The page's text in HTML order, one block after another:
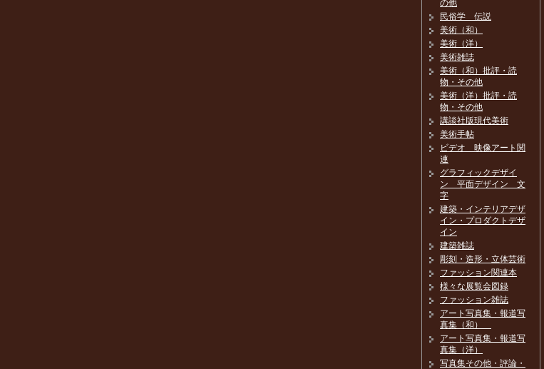
の他
民俗学 伝説
美術（和）
美術（洋）
美術雑誌
美術（和）批評・読
物・その他
美術（洋）批評・読
物・その他
講談社版現代美術
美術手帖
ビデオ 映像アート関
連
グラフィックデザイ
ン 平面デザイン 文
字
建築・インテリアデザ
イン・プロダクトデザ
イン
建築雑誌
彫刻・造形・立体芸術
ファッション関連本
様々な展覧会図録
ファッション雑誌
アート写真集・報道写
真集（和）
アート写真集・報道写
真集（洋）
写真集その他・評論・